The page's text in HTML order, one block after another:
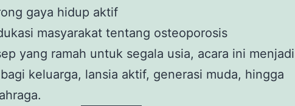
gaya hidup aktif
masyarakat tentang osteoporosis
yang ramah untuk segala usia, acara ini menjadi
keluarga, lansia aktif, generasi muda, hingga